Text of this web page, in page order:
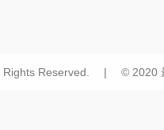
Rights Reserved. | © 2020